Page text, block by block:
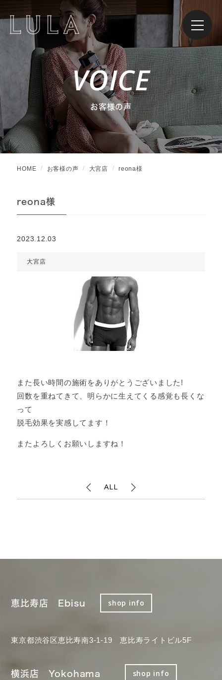
VOICE
お客様の声
HOME お客様の声 大宮店 reona様
reona様
2023.12.03
大宮店
また長い時間の施術をありがとうございました!
回数を重ねてきて、明らかに生えてくる感覚も長くな
って
脱毛効果を実感してます！
またよろしくお願いしますね！
ALL
恵比寿店 Ebisu shop info
東京都渋谷区恵比寿南3-1-19 恵比寿ライトビル5F
横浜店 Yokohama shop info